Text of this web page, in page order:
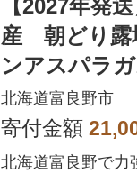
【2027年発
産 朝どり露
ンアスパラ
イズ 約
ーム〉
北海道富良野市
寄付金額
北海道富良野で力